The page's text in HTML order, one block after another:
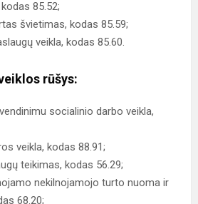
85.52;
švietimas, kodas 85.59;
veikla, kodas 85.60.
rūšys:
socialinio darbo veikla,
veikla, kodas 88.91;
teikimas, kodas 56.29;
nekilnojamojo turto nuoma ir
68.20;